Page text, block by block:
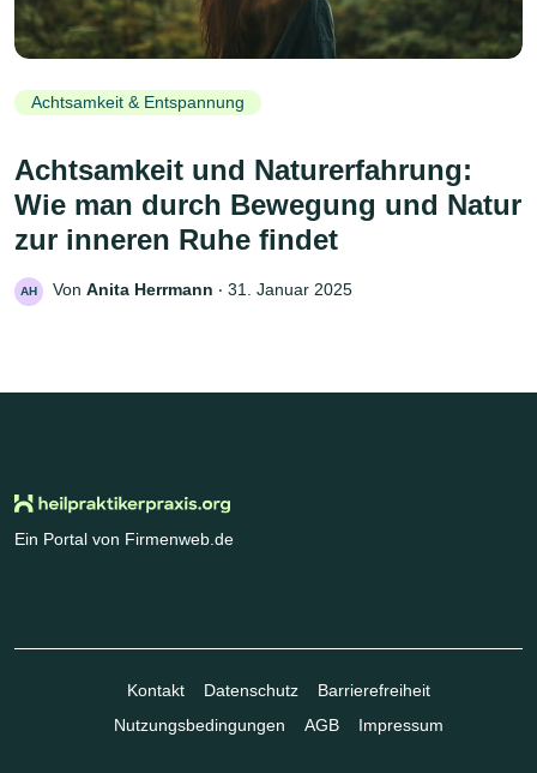
Achtsamkeit & Entspannung
Achtsamkeit und Naturerfahrung:
Wie man durch Bewegung und Natur
zur inneren Ruhe findet
AH Von Anita Herrmann ‧ 31. Januar 2025
Ein Portal von Firmenweb.de
Kontakt Datenschutz
Barrierefreiheit
Nutzungsbedingungen
AGB Impressum